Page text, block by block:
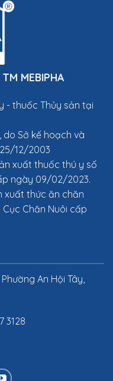
MEBIPHA
- thuốc Thủy sản tại
do Sở kế hoạch và
12/2003
xuất thuốc thú y số
ngày 09/02/2023.
xuất thức ăn chăn
Chăn Nuôi cấp
An Hội Tây,
3128